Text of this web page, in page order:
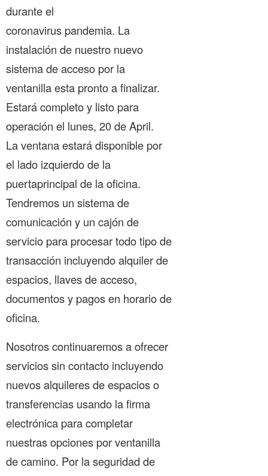
durante el
coronavirus pandemia. La
instalación de nuestro nuevo
sistema de acceso por la
ventanilla esta pronto a finalizar.
Estará completo y listo para
operación el lunes, 20 de April.
La ventana estará disponible por
el lado izquierdo de la
puertaprincipal de la oficina.
Tendremos un sistema de
comunicación y un cajón de
servicio para procesar todo tipo de
transacción incluyendo alquiler de
espacios, llaves de acceso,
documentos y pagos en horario de
oficina.
Nosotros continuaremos a ofrecer
servicios sin contacto incluyendo
nuevos alquileres de espacios o
transferencias usando la firma
electrónica para completar
nuestras opciones por ventanilla
de camino. Por la seguridad de